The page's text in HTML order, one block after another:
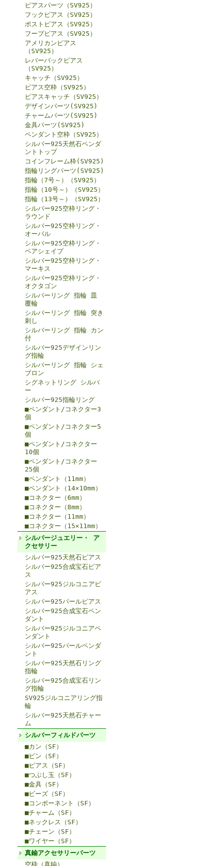
ピアスパーツ（SV925）
フックピアス（SV925）
ポストピアス（SV925）
フープピアス（SV925）
アメリカンピアス
（SV925）
レバーバックピアス
（SV925）
キャッチ（SV925）
ピアス空枠（SV925）
ピアスキャッチ（SV925）
デザインパーツ(SV925)
チャームパーツ(SV925)
金具パーツ(SV925)
ペンダント空枠（SV925）
シルバー925天然石ペンダ
ントトップ
コインフレーム枠(SV925)
指輪リングパーツ(SV925)
指輪（7号～）（SV925）
指輪（10号～）（SV925）
指輪（13号～）（SV925）
シルバー925空枠リング・
ラウンド
シルバー925空枠リング・
オーバル
シルバー925空枠リング・
ペアシェイプ
シルバー925空枠リング・
マーキス
シルバー925空枠リング・
オクタゴン
シルバーリング 指輪 皿
覆輪
シルバーリング 指輪 突き
刺し
シルバーリング 指輪 カン
付
シルバー925デザインリン
グ指輪
シルバーリング 指輪 シェ
ブロン
シグネットリング シルバ
ー
シルバー925指輪リング
■ペンダント/コネクター3
個
■ペンダント/コネクター5
個
■ペンダント/コネクター
10個
■ペンダント/コネクター
25個
■ペンダント（11mm）
■ペンダント（14×10mm）
■コネクター（6mm）
■コネクター（8mm）
■コネクター（11mm）
■コネクター（15×11mm）
シルバージュエリー・ ア
クセサリー
シルバー925天然石ピアス
シルバー925合成宝石ピア
ス
シルバー925ジルコニアピ
アス
シルバー925パールピアス
シルバー925合成宝石ペン
ダント
シルバー925ジルコニアペ
ンダント
シルバー925パールペンダ
ント
シルバー925天然石リング
指輪
シルバー925合成宝石リン
グ指輪
SV925ジルコニアリング指
輪
シルバー925天然石チャー
ム
シルバーフィルドパーツ
■カン（SF）
■ピン（SF）
■ピアス（SF）
■つぶし玉（SF）
■金具（SF）
■ビーズ（SF）
■コンポーネント（SF）
■チャーム（SF）
■ネックレス（SF）
■チェーン（SF）
■ワイヤー（SF）
真鍮アクセサリーパーツ
空枠（真鍮）